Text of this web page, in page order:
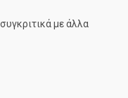
με άλλα